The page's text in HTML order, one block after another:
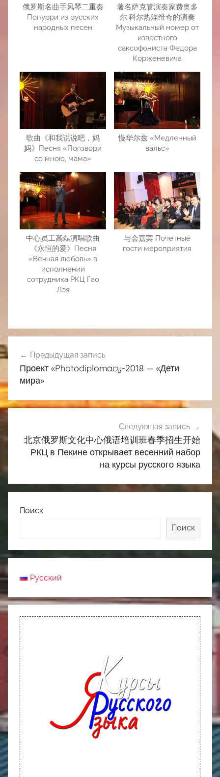
俄罗斯名曲手风琴二重奏
Попурри из русских
народных песен
著名萨克管演奏家费奥多
尔.科尔热涅维奇的演奏
Музыкальный номер от
известного
саксофониста Федора
Корженевича
歌曲《和我说说吧，妈
妈》Песня «Поговори
со мною, мама»
慢华尔兹 «Медленный
вальс»
中心员工高磊演唱歌曲
《永恒的爱》Песня
«Вечная любовь» в
исполнении
сотрудника РКЦ Гао
Лэя
与会嘉宾 Почетные
гости мероприятия
Навигация
по
записям
Предыдущая запись
Проект «Photodiplomacy-2018 — «Дети
мира»
Следующая запись
北京俄罗斯文化中心俄语培训班春季招生开始
РКЦ в Пекине открывает весенний набор
на курсы русского языка
Поиск
Поиск
Русский